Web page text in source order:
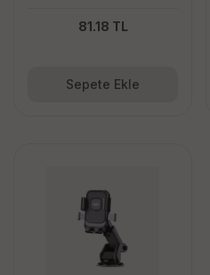
Dönen Araba Telefon
81.18 TL
Sepete Ekle